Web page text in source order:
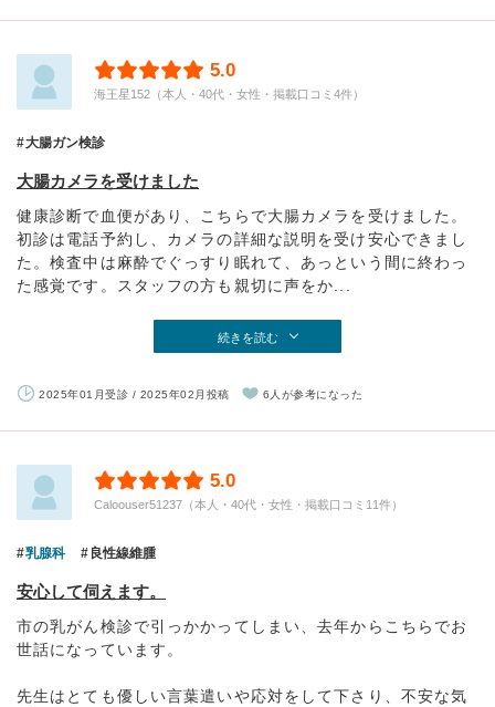
5.0
海王星152（本人・40代・女性・掲載口コミ4件）
大腸ガン検診
大腸カメラを受けました
健康診断で血便があり、こちらで大腸カメラを受けました。
初診は電話予約し、カメラの詳細な説明を受け安心できまし
た。検査中は麻酔でぐっすり眠れて、あっという間に終わっ
た感覚です。スタッフの方も親切に声をか...
続きを読む
2025年01月受診 / 2025年02月投稿 6人が参考になった
5.0
Caloouser51237（本人・40代・女性・掲載口コミ11件）
乳腺科 良性線維腫
安心して伺えます。
市の乳がん検診で引っかかってしまい、去年からこちらでお
世話になっています。
先生はとても優しい言葉遣いや応対をして下さり、不安な気